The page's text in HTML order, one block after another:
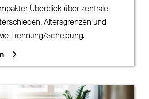
Überblick über zentrale
Altersgrenzen und
Trennung/Scheidung.